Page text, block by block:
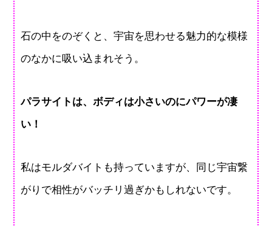
石の中をのぞくと、宇宙を思わせる魅力的な模様
のなかに吸い込まれそう。
パラサイトは、ボディは小さいのにパワーが凄
い！
私はモルダバイトも持っていますが、同じ宇宙繋
がりで相性がバッチリ過ぎかもしれないです。